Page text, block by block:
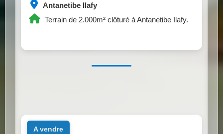
Antanetibe Ilafy
Terrain de 2.000m² clôturé à Antanetibe Ilafy.
a vendre